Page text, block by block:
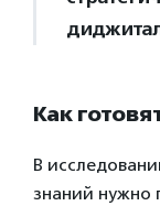
Как
В
знаний нужно